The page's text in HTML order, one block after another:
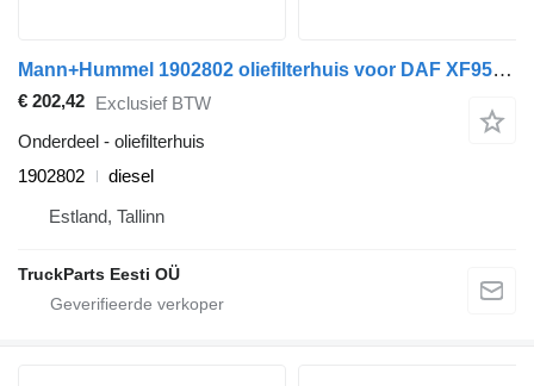
Mann+Hummel 1902802 oliefilterhuis voor DAF XF95, XF105 (2001-2014) trekker
€ 202,42 Exclusief BTW
Onderdeel - oliefilterhuis
1902802
diesel
Estland, Tallinn
TruckParts Eesti OÜ